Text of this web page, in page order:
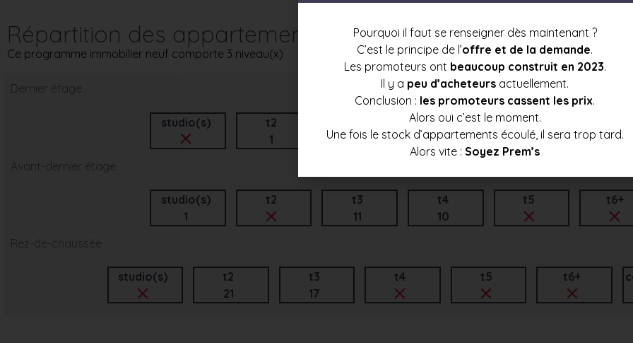
Répartition des appartements par étage
Ce programme immobilier neuf comporte 3 niveau(x)
Dernier étage
studio(s)
t2
1
t4
7
t5
6
Avant-dernier étage
studio(s)
1
t2
t3
11
t4
10
t5 t6+
Rez-de-chaussée
studio(s)
t2
21
t3
17
t4 t5 t6+
Pourquoi il faut se renseigner dès maintenant ?
C’est le principe de l’offre et de la demande.
Les promoteurs ont beaucoup construit en 2023.
Il y a peu d’acheteurs actuellement.
Conclusion : les promoteurs cassent les prix.
Alors oui c’est le moment.
Une fois le stock d’appartements écoulé, il sera trop tard.
Alors vite : Soyez Prem’s